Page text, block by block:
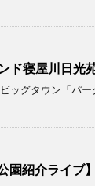
ド寝屋川日光苑
ッグタウン「パ
園紹介ライブ】